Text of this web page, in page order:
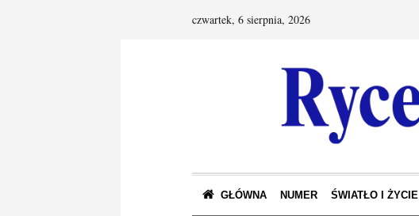
czwartek, 6 sierpnia, 2026
GŁÓWNA NUMER ŚWIATŁO I ŻYCIE